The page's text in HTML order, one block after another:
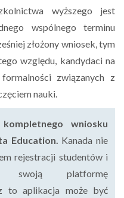
wyższego jest
wspólnego terminu
złożony wniosek, tym
względu, kandydaci na
związanych z
nauki.
wniosku
Education. Kanada nie
rejestracji studentów i
platformę
to aplikacja może być